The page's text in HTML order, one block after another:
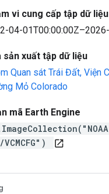
vi cung cấp tập dữ liệu
04-
sản xuất tập dữ liệu
Quan sát Trái Đất, Viện
Mỏ Colorado
mã Earth Engine
VCMCFG")
open_in_new